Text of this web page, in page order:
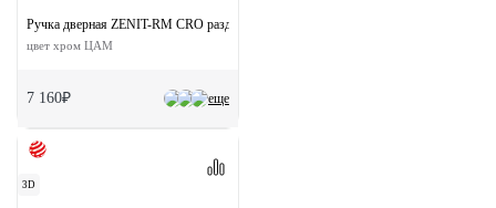
еще
Ручка дверная ZENIT-RM CRO раздельная без розетки
цвет хром ЦАМ
7 160₽
3D